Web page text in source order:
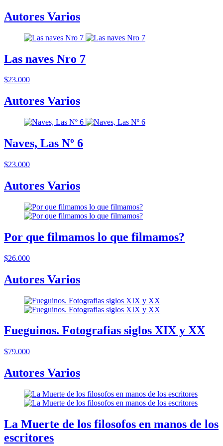
Autores Varios
Las naves Nro 7
$23.000
Autores Varios
Naves, Las Nº 6
$23.000
Autores Varios
Por que filmamos lo que filmamos?
$26.000
Autores Varios
Fueguinos. Fotografias siglos XIX y XX
$79.000
Autores Varios
La Muerte de los filosofos en manos de los
escritores